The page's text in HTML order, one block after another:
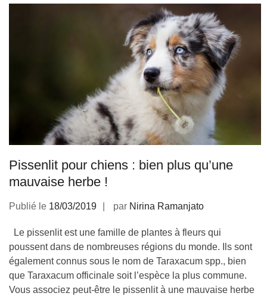
Pissenlit pour chiens : bien plus qu’une
mauvaise herbe !
Publié le 18/03/2019 par Nirina Ramanjato
Le pissenlit est une famille de plantes à fleurs qui
poussent dans de nombreuses régions du monde. Ils sont
également connus sous le nom de Taraxacum spp., bien
que Taraxacum officinale soit l’espèce la plus commune.
Vous associez peut-être le pissenlit à une mauvaise herbe